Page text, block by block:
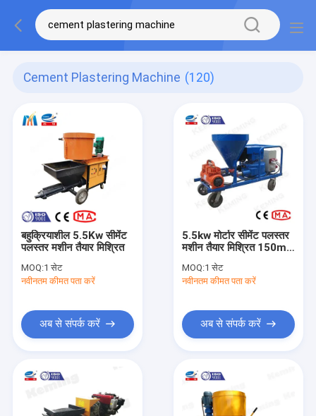
Cement Plastering Machine (120)
बहुक्रियाशील 5.5Kw सीमेंट
पलस्तर मशीन तैयार मिश्रित
MOQ:1 सेट
नवीनतम कीमत पता करें
अब से संपर्क करें
5.5kw मोर्टार सीमेंट पलस्तर
मशीन तैयार मिश्रित 150m3
MOQ:1 सेट
नवीनतम कीमत पता करें
अब से संपर्क करें